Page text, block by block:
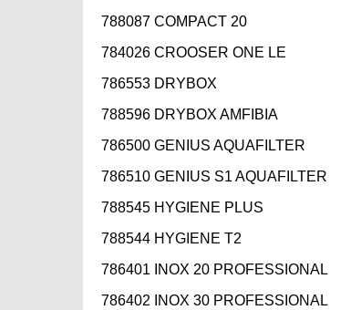
788087 COMPACT 20
784026 CROOSER ONE LE
786553 DRYBOX
788596 DRYBOX AMFIBIA
786500 GENIUS AQUAFILTER
786510 GENIUS S1 AQUAFILTER
788545 HYGIENE PLUS
788544 HYGIENE T2
786401 INOX 20 PROFESSIONAL
786402 INOX 30 PROFESSIONAL